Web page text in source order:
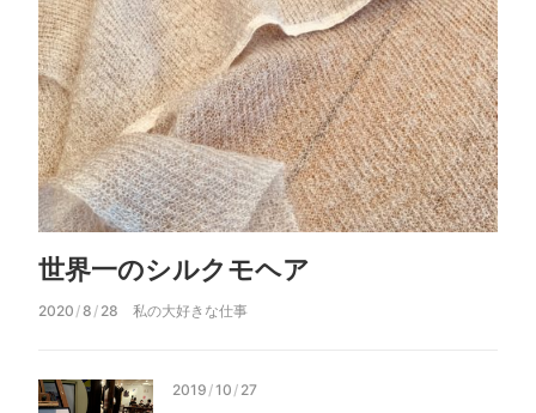
2020 /8 / 28
世界一のシルクモヘア
私の大好きな仕事
2019 /10 / 27